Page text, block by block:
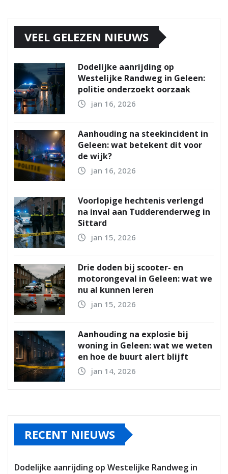
VEEL GELEZEN NIEUWS
Dodelijke aanrijding op
Westelijke Randweg in Geleen:
politie onderzoekt oorzaak
jan 16, 2026
Aanhouding na steekincident in
Geleen: wat betekent dit voor
de wijk?
jan 16, 2026
Voorlopige hechtenis verlengd
na inval aan Tudderenderweg in
Sittard
jan 15, 2026
Drie doden bij scooter- en
motorongeval in Geleen: wat we
nu al kunnen leren
jan 15, 2026
Aanhouding na explosie bij
woning in Geleen: wat we weten
en hoe de buurt alert blijft
jan 14, 2026
RECENT NIEUWS
Dodelijke aanrijding op Westelijke Randweg in